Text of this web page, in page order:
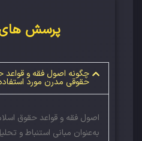
پرسش
چگونه اصول فقه و قواعد
حقوقی مدرن مورد
اصول فقه و قواعد حقوق
به‌عنوان مبانی استنباط و